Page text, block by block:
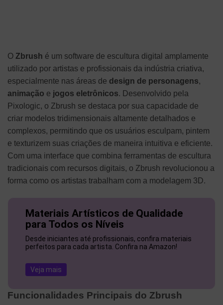
O Zbrush é um software de escultura digital amplamente
utilizado por artistas e profissionais da indústria criativa,
especialmente nas áreas de design de personagens,
animação e jogos eletrônicos. Desenvolvido pela
Pixologic, o Zbrush se destaca por sua capacidade de
criar modelos tridimensionais altamente detalhados e
complexos, permitindo que os usuários esculpam, pintem
e texturizem suas criações de maneira intuitiva e eficiente.
Com uma interface que combina ferramentas de escultura
tradicionais com recursos digitais, o Zbrush revolucionou a
forma como os artistas trabalham com a modelagem 3D.
Materiais Artísticos de Qualidade
para Todos os Níveis
Desde iniciantes até profissionais, confira materiais
perfeitos para cada artista. Confira na Amazon!
Veja mais
Funcionalidades Principais do Zbrush